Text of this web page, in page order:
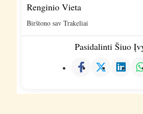
Renginio Vieta
Birštono sav Trakeliai
Pasidalinti Šiuo